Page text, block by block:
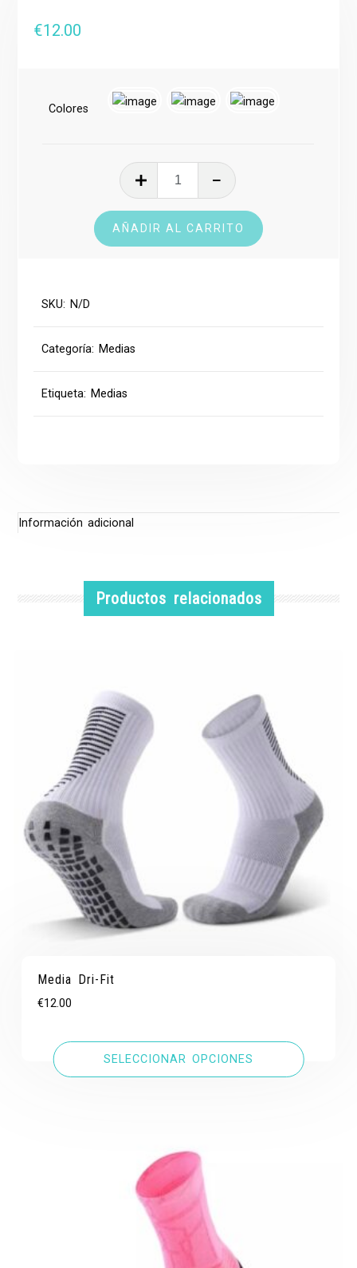
€12.00
Colores
Fit
cantidad
AÑADIR AL CARRITO
SKU: N/D
Categoría: Medias
Etiqueta: Medias
Información adicional
Productos relacionados
Media Dri-Fit
€12.00
SELECCIONAR OPCIONES